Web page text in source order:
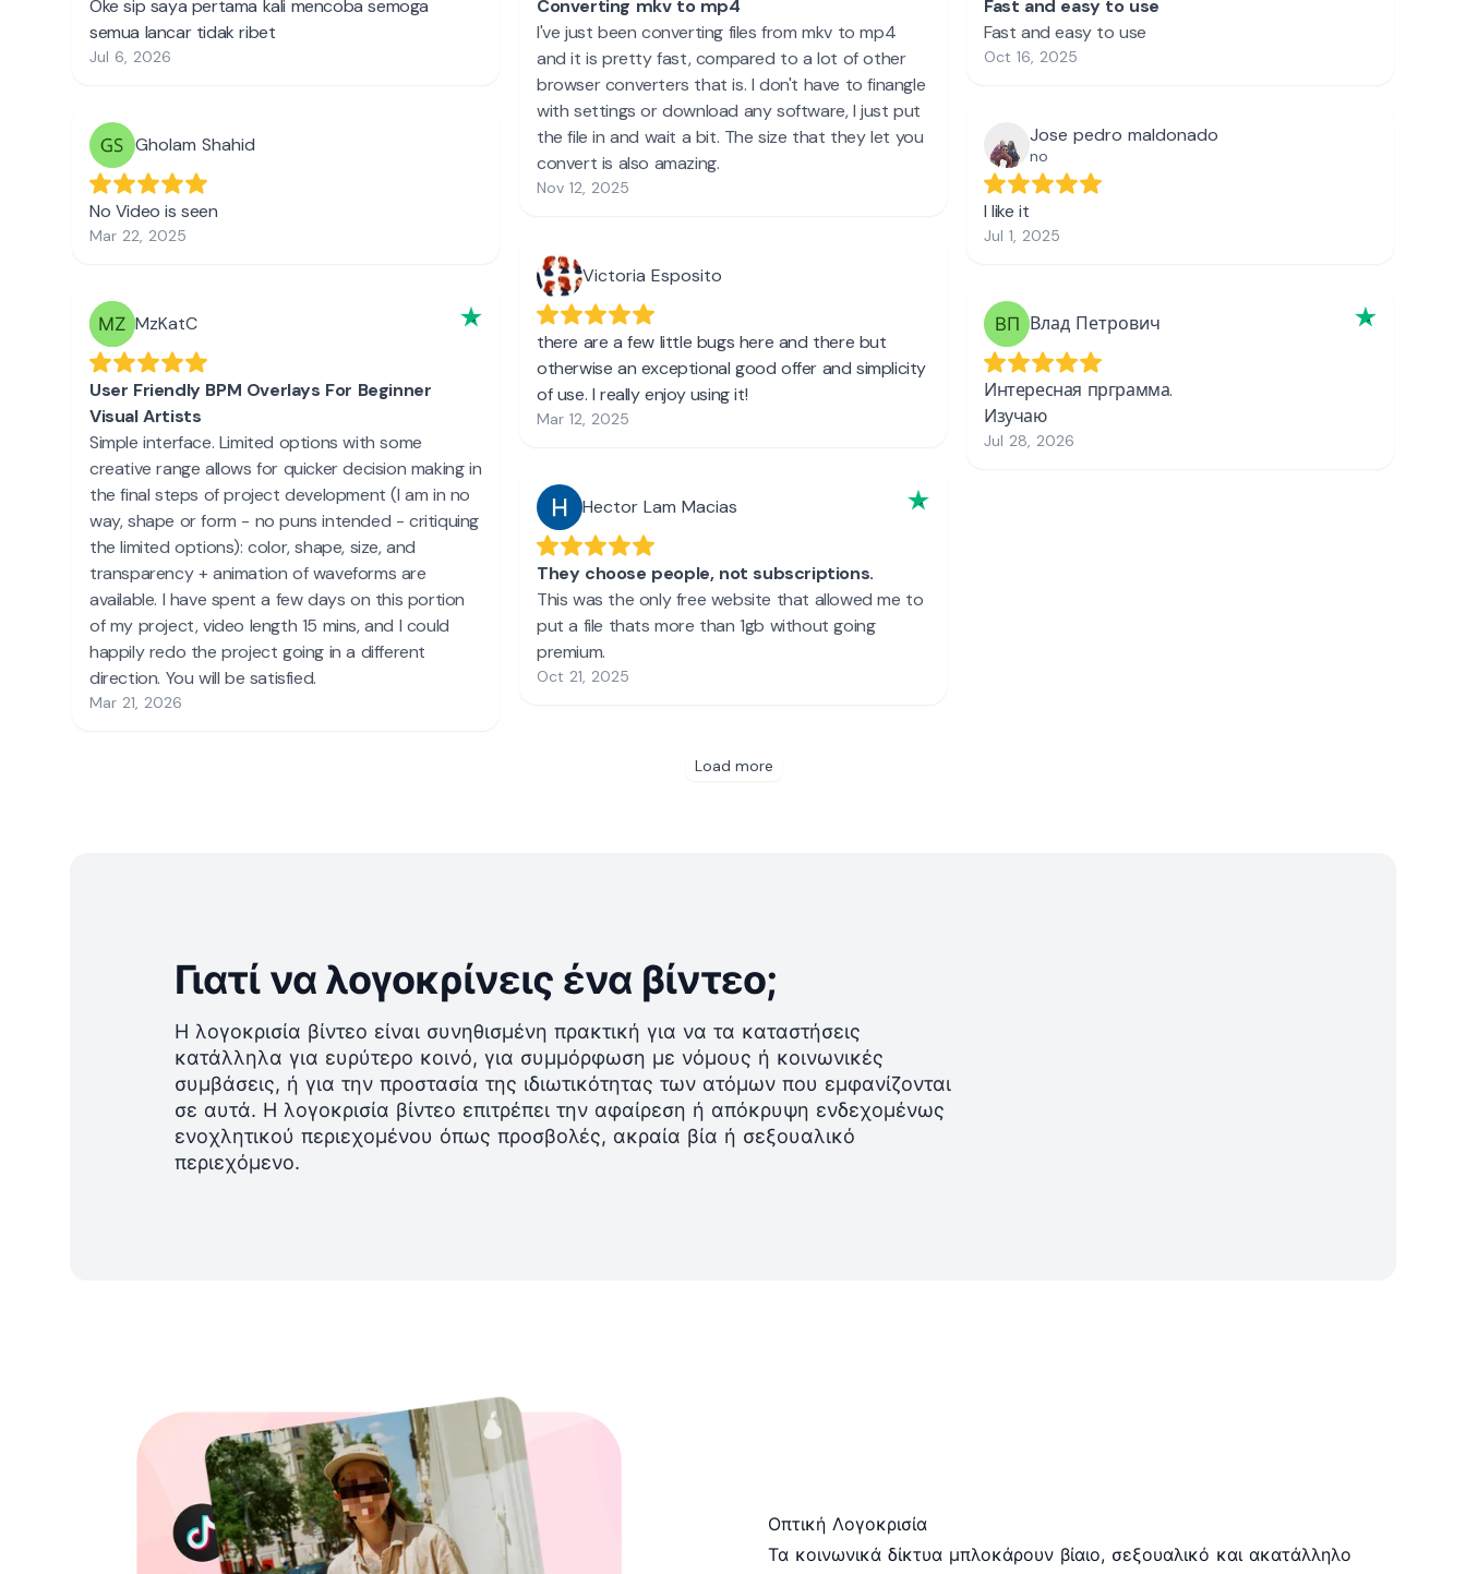
Γιατί να λογοκρίνεις ένα βίντεο;
Η λογοκρισία βίντεο είναι συνηθισμένη πρακτική για να τα καταστήσεις
κατάλληλα για ευρύτερο κοινό, για συμμόρφωση με νόμους ή κοινωνικές
συμβάσεις, ή για την προστασία της ιδιωτικότητας των ατόμων που εμφανίζονται
σε αυτά. Η λογοκρισία βίντεο επιτρέπει την αφαίρεση ή απόκρυψη ενδεχομένως
ενοχλητικού περιεχομένου όπως προσβολές, ακραία βία ή σεξουαλικό
περιεχόμενο.
Οπτική Λογοκρισία
Τα κοινωνικά δίκτυα μπλοκάρουν βίαιο, σεξουαλικό και ακατάλληλο